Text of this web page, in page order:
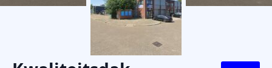
Voor dakdekkersbedrijven